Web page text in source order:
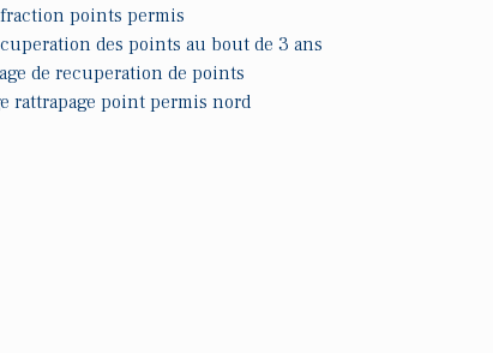
points permis
des points au bout de 3 ans
de recuperation de points
rattrapage point permis nord